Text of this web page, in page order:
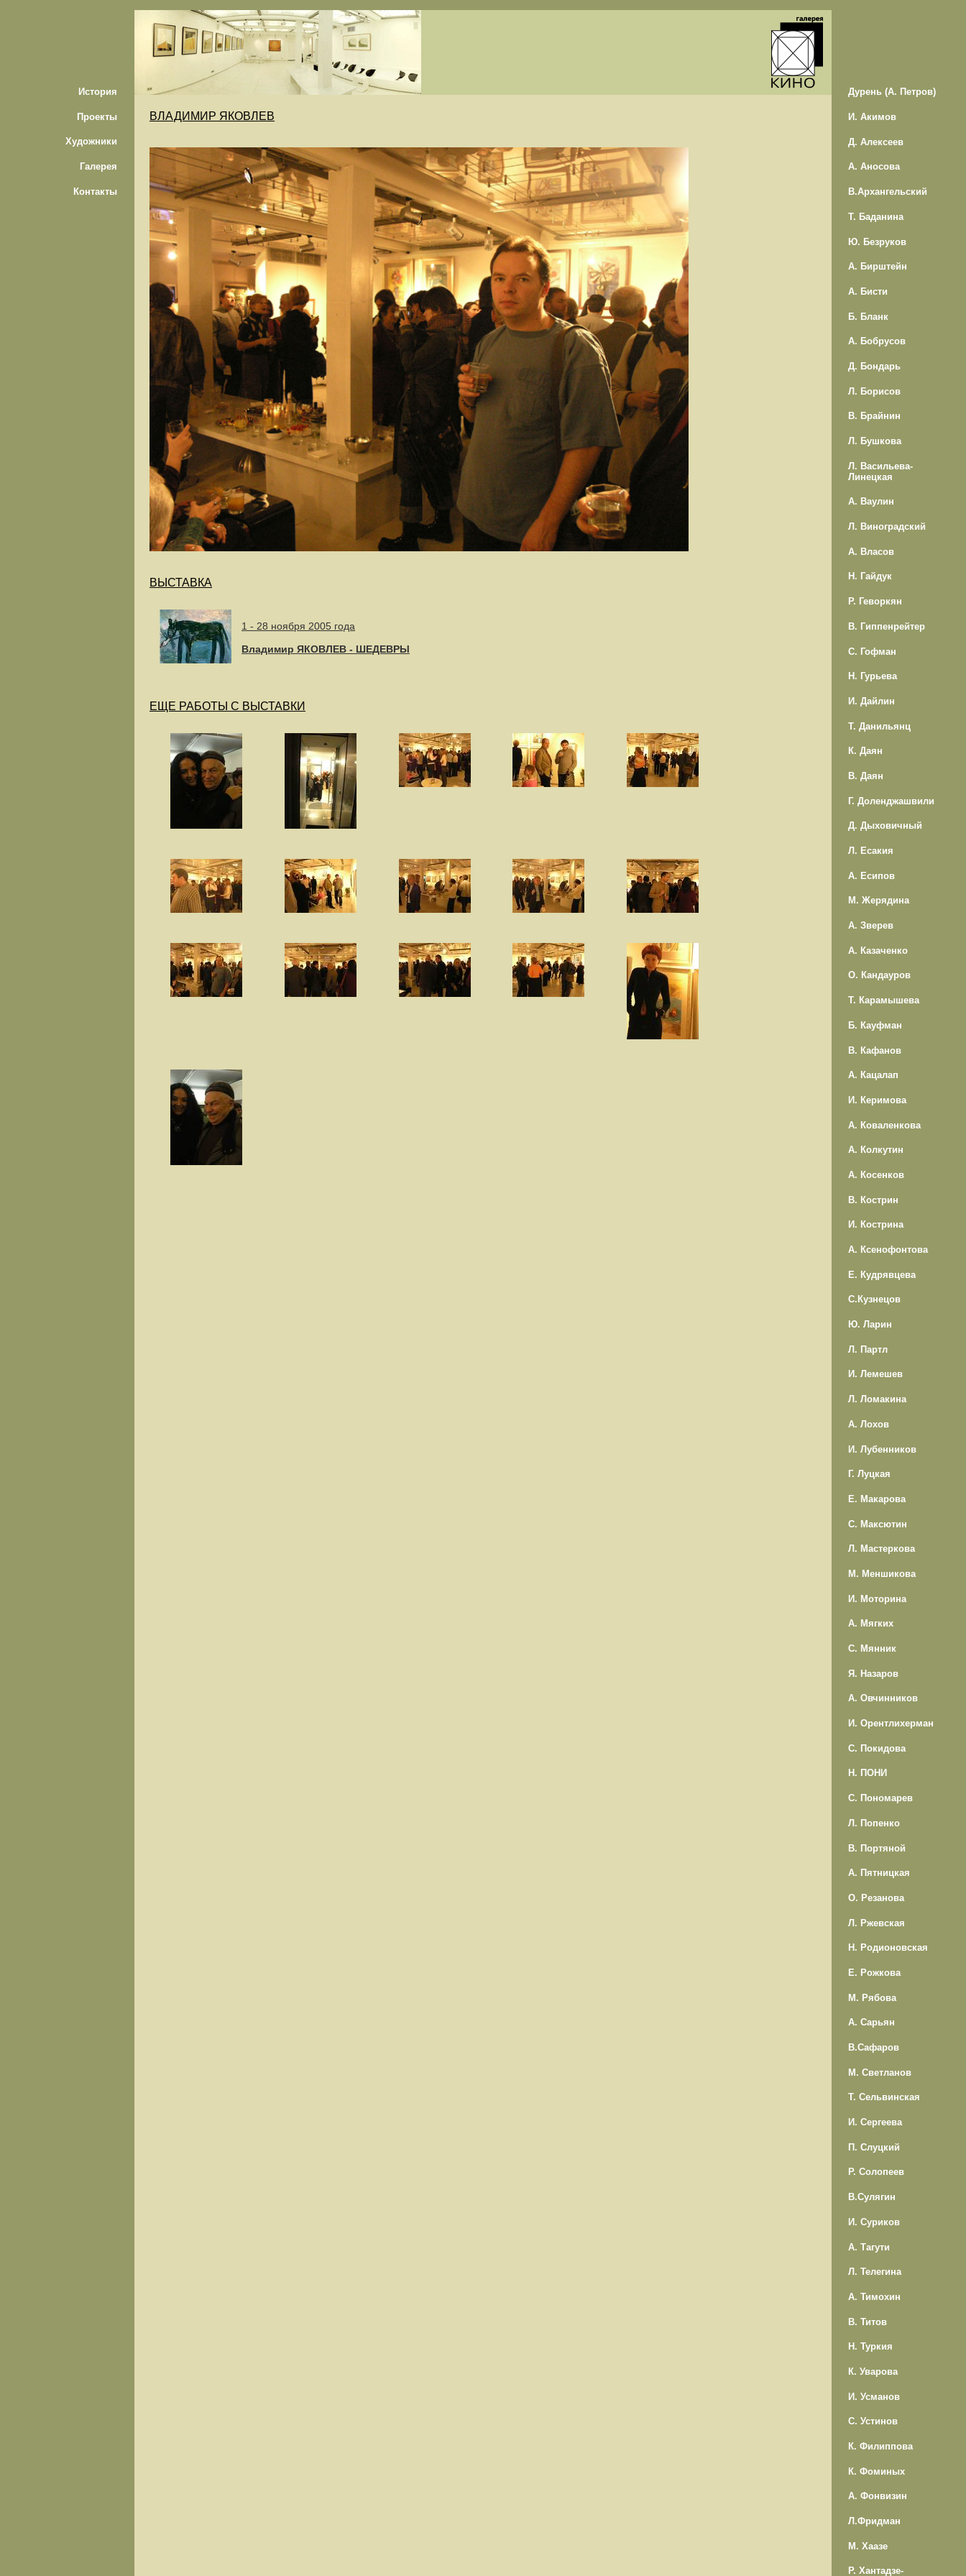
История
Проекты
Художники
Галерея
Контакты
ВЛАДИМИР ЯКОВЛЕВ
ВЫСТАВКА
1 - 28 ноября 2005 года
Владимир ЯКОВЛЕВ - ШЕДЕВРЫ
ЕЩЕ РАБОТЫ С ВЫСТАВКИ
Дурень (А. Петров)
И. Акимов
Д. Алексеев
А. Аносова
В.Архангельский
Т. Баданина
Ю. Безруков
А. Бирштейн
А. Бисти
Б. Бланк
А. Бобрусов
Д. Бондарь
Л. Борисов
В. Брайнин
Л. Бушкова
Л. Васильева-
Линецкая
А. Ваулин
Л. Виноградский
А. Власов
Н. Гайдук
Р. Геворкян
В. Гиппенрейтер
С. Гофман
Н. Гурьева
И. Дайлин
Т. Данильянц
К. Даян
В. Даян
Г. Доленджашвили
Д. Дыховичный
Л. Есакия
А. Есипов
М. Жерядина
А. Зверев
А. Казаченко
О. Кандауров
Т. Карамышева
Б. Кауфман
В. Кафанов
А. Кацалап
И. Керимова
А. Коваленкова
А. Колкутин
А. Косенков
В. Кострин
И. Кострина
А. Ксенофонтова
Е. Кудрявцева
С.Кузнецов
Ю. Ларин
Л. Партл
И. Лемешев
Л. Ломакина
А. Лохов
И. Лубенников
Г. Луцкая
Е. Макарова
С. Максютин
Л. Мастеркова
М. Меншикова
И. Моторина
А. Мягких
С. Мянник
Я. Назаров
А. Овчинников
И. Орентлихерман
С. Покидова
Н. ПОНИ
С. Пономарев
Л. Попенко
В. Портяной
А. Пятницкая
О. Резанова
Л. Ржевская
Н. Родионовская
Е. Рожкова
М. Рябова
А. Сарьян
В.Сафаров
М. Светланов
Т. Сельвинская
И. Сергеева
П. Слуцкий
Р. Солопеев
В.Сулягин
И. Суриков
А. Тагути
Л. Телегина
А. Тимохин
В. Титов
Н. Туркия
К. Уварова
И. Усманов
С. Устинов
К. Филиппова
К. Фоминых
А. Фонвизин
Л.Фридман
М. Хаазе
Р. Хантадзе-